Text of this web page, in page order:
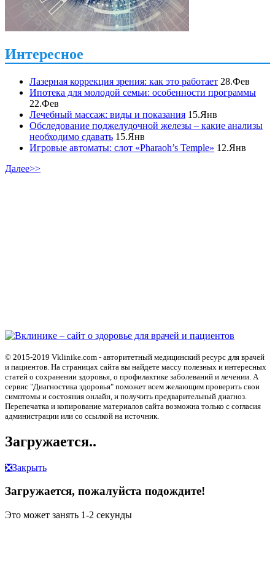
Интересное
Лазерная коррекция зрения: как это работает 28.Фев
Ипотека для молодой семьи: особенности программы
22.Фев
Лечебный массаж: виды и показания 15.Янв
Обследование поджелудочной железы – какие анализы
необходимо сдавать 15.Янв
Игровые автоматы: слот «Pharaoh’s Temple» 12.Янв
Далее>>
© 2015-2019 Vklinike.com - авторитетный медицинский ресурс для врачей
и пациентов. На страницах сайта вы найдете массу полезных и интересных
статей о сохранении здоровья, о профилактике заболеваний и лечении. А
сервис "Диагностика здоровья" поможет всем желающим проверить свои
симптомы и состояния онлайн, и получить предварительный диагноз.
Перепечатка и копирование материалов сайта возможна только с согласия
администрации или со ссылкой на источник.
Загружается..
❎Закрыть
Загружается, пожалуйста подождите!
Это может занять 1-2 секунды